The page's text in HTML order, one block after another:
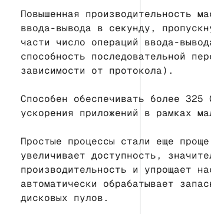
Повышенная производительность
ввода-вывода в секунду,
части число операций ввода-
способность последовательной
зависимости от протокола).
Способен обеспечивать более
ускорения приложений в рамках
Простые процессы стали еще
увеличивает доступность,
производительность и упрощает
автоматически обрабатывает
дисковых пулов.